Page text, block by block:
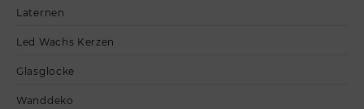
Laternen
Led Wachs Kerzen
Glasglocke
Wanddeko